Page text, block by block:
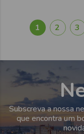
Paginação
Página
1 2 3
Subscreva a nossa
que encontra um